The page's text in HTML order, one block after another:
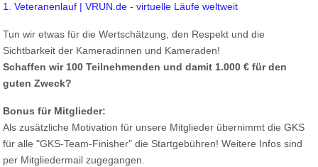
1. Veteranenlauf | VRUN.de - virtuelle Läufe weltweit
Tun wir etwas für die Wertschätzung, den Respekt und die
Sichtbarkeit der Kameradinnen und Kameraden!
Schaffen wir 100 Teilnehmenden und damit 1.000 € für den
guten Zweck?
Bonus für Mitglieder:
Als zusätzliche Motivation für unsere Mitglieder übernimmt die GKS
für alle "GKS-Team-Finisher" die Startgebühren! Weitere Infos sind
per Mitgliedermail zugegangen.